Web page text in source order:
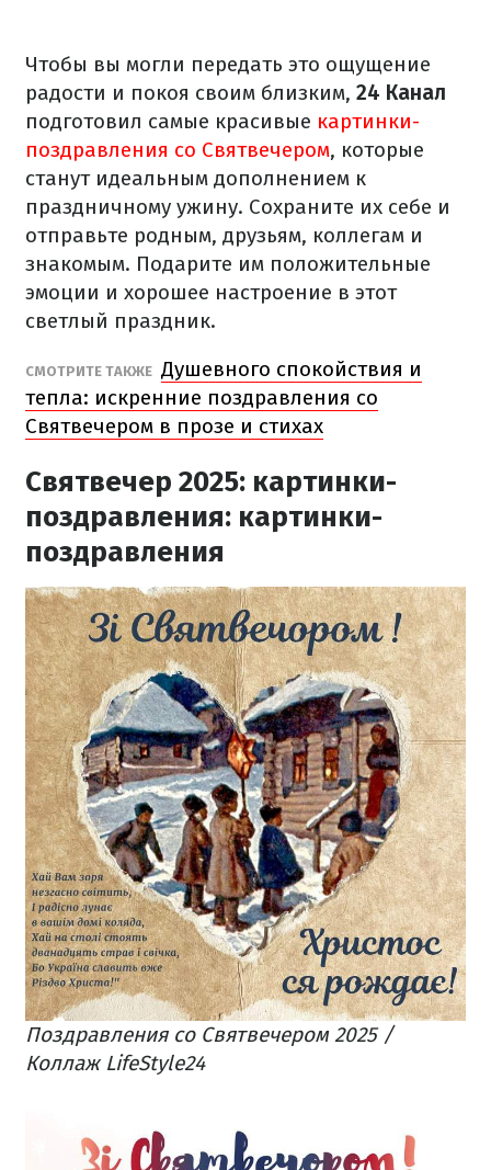
Чтобы вы могли передать это ощущение
радости и покоя своим близким, 24 Канал
подготовил самые красивые картинки-
поздравления со Святвечером, которые
станут идеальным дополнением к
праздничному ужину. Сохраните их себе и
отправьте родным, друзьям, коллегам и
знакомым. Подарите им положительные
эмоции и хорошее настроение в этот
светлый праздник.
СМОТРИТЕ ТАКЖЕ Душевного спокойствия и
тепла: искренние поздравления со
Святвечером в прозе и стихах
Святвечер 2025: картинки-
поздравления: картинки-
поздравления
Поздравления со Святвечером 2025 /
Коллаж LifeStyle24